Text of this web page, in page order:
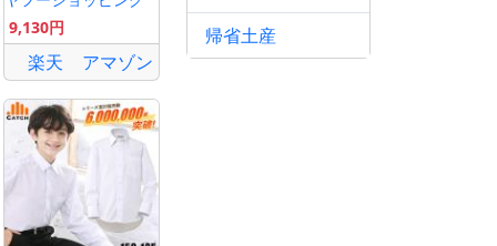
ック 黒 ブラウン
茶色
9,130円
楽天 アマゾン
帰省土産